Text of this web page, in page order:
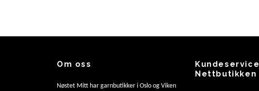
Om oss
Nøstet Mitt har garnbutikker i Oslo og Viken
Kundeservice
Nettbutikken